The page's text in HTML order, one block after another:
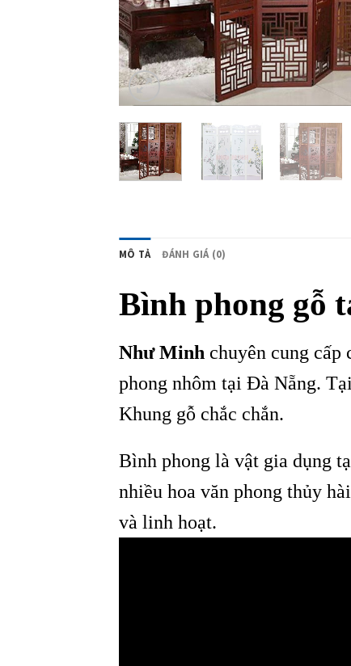
MÔ TẢ ĐÁNH GIÁ (0)
Bình phong gỗ
Như Minh chuyên cung cấp
phong nhôm tại Đà Nẵng.
Khung gỗ chắc chắn.
Bình phong là vật gia dụng
nhiều hoa văn phong thủy
và linh hoạt.